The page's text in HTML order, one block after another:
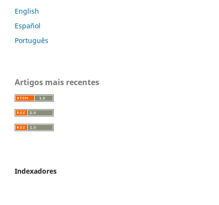
English
Español
Português
Artigos mais recentes
Indexadores